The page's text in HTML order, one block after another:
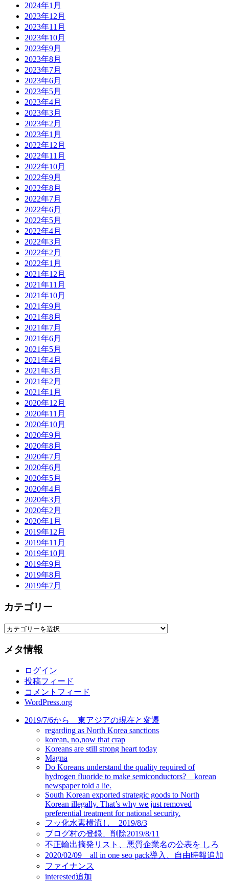
2024年1月
2023年12月
2023年11月
2023年10月
2023年9月
2023年8月
2023年7月
2023年6月
2023年5月
2023年4月
2023年3月
2023年2月
2023年1月
2022年12月
2022年11月
2022年10月
2022年9月
2022年8月
2022年7月
2022年6月
2022年5月
2022年4月
2022年3月
2022年2月
2022年1月
2021年12月
2021年11月
2021年10月
2021年9月
2021年8月
2021年7月
2021年6月
2021年5月
2021年4月
2021年3月
2021年2月
2021年1月
2020年12月
2020年11月
2020年10月
2020年9月
2020年8月
2020年7月
2020年6月
2020年5月
2020年4月
2020年3月
2020年2月
2020年1月
2019年12月
2019年11月
2019年10月
2019年9月
2019年8月
2019年7月
カテゴリー
カ
ゴ
メタ情報
ログイン
投稿フィード
コメントフィード
WordPress.org
2019/7/6から 東アジアの現在と変遷
regarding as North Korea sanctions
korean, no,now that crap
Koreans are still strong heart today
Magna
Do Koreans understand the quality required of
hydrogen fluoride to make semiconductors? korean
newspaper told a lie.
South Korean exported strategic goods to North
Korean illegally. That’s why we just removed
preferential treatment for national security.
フッ化水素横流し 2019/8/3
ブログ村の登録、削除2019/8/11
不正輸出摘発リスト、悪質企業名の公表を しろ
2020/02/09 all in one seo pack導入、自由時報追加
ファイナンス
interested追加